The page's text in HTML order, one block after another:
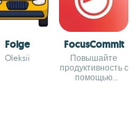
Folge
Oleksii
FocusCommit
Повышайте
продуктивность с
помощью